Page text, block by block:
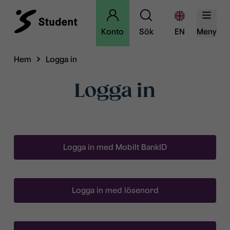
Konto Sök EN Meny
Hem Logga in
Logga in
Logga in med Mobilt BankID
Logga in med lösenord